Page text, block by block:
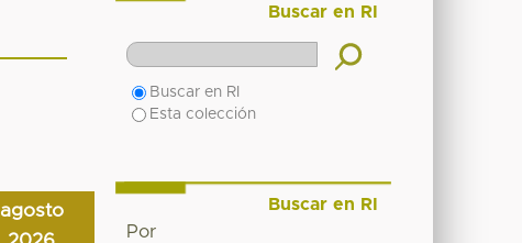
agosto
Buscar en RI
Buscar en RI
Esta colección
Buscar en RI
Por